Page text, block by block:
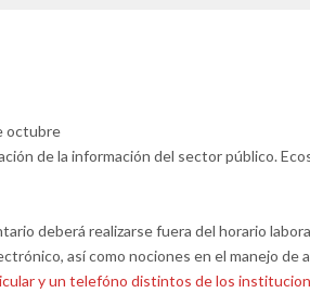
octubre
de la información del sector público.
deberá realizarse fuera del horario
así como nociones en el manejo de
y un telefóno distintos de los